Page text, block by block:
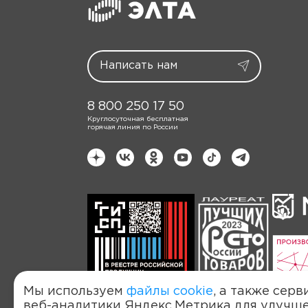
8 800 250 17 50
Круглосуточная бесплатная
горячая линия по России
Мы используем файлы cookie, а также